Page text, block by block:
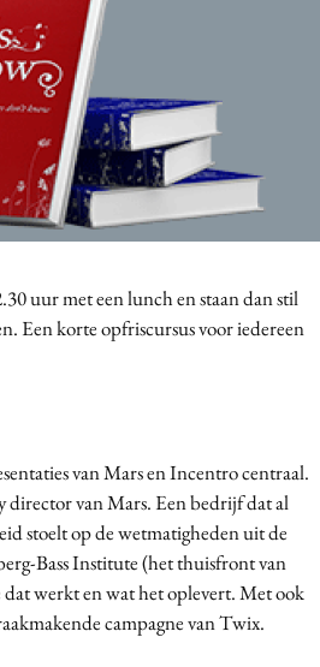
uur met een lunch en staan dan stil
Een korte opfriscursus voor iedereen
van Mars en Incentro centraal.
director van Mars. Een bedrijf dat al
stoelt op de wetmatigheden uit de
Bass Institute (het thuisfront van
werkt en wat het oplevert. Met ook
campagne van Twix.